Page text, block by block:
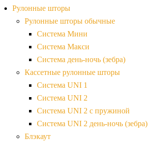
Рулонные шторы
Рулонные шторы обычные
Система Мини
Система Макси
Система день-ночь (зебра)
Кассетные рулонные шторы
Система UNI 1
Система UNI 2
Система UNI 2 с пружиной
Система UNI 2 день-ночь (зебра)
Блэкаут